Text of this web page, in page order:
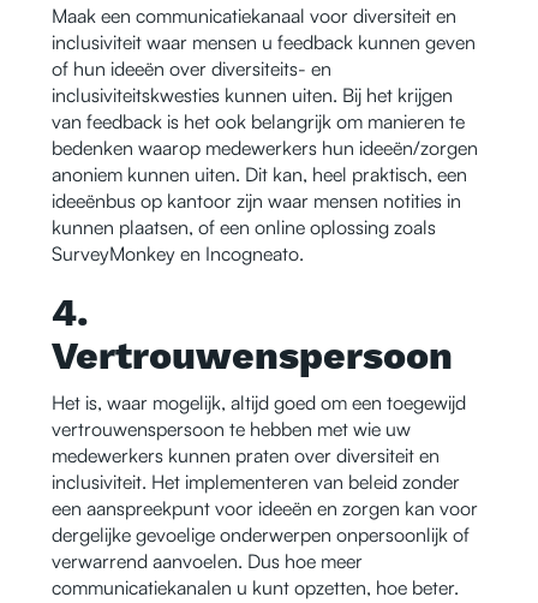
Maak een communicatiekanaal voor diversiteit en
inclusiviteit waar mensen u feedback kunnen geven
of hun ideeën over diversiteits- en
inclusiviteitskwesties kunnen uiten. Bij het krijgen
van feedback is het ook belangrijk om manieren te
bedenken waarop medewerkers hun ideeën/zorgen
anoniem kunnen uiten. Dit kan, heel praktisch, een
ideeënbus op kantoor zijn waar mensen notities in
kunnen plaatsen, of een online oplossing zoals
SurveyMonkey en Incogneato.
4.
Vertrouwenspersoon
Het is, waar mogelijk, altijd goed om een toegewijd
vertrouwenspersoon te hebben met wie uw
medewerkers kunnen praten over diversiteit en
inclusiviteit. Het implementeren van beleid zonder
een aanspreekpunt voor ideeën en zorgen kan voor
dergelijke gevoelige onderwerpen onpersoonlijk of
verwarrend aanvoelen. Dus hoe meer
communicatiekanalen u kunt opzetten, hoe beter.